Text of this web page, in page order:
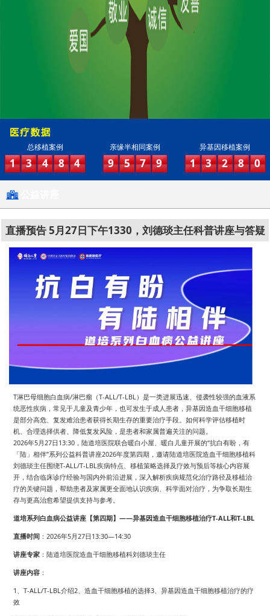
总移植案例
1 3 4 8 4
亲缘半相同案例
9 5 7 9
异基因移植案例
1 3 2 8 0
直播预告 5月27日下午1330，刘德琰主任科普讲座与答疑
T淋巴母细胞白血病/淋巴瘤（T-ALL/T-LBL）是一类进展迅速、侵袭性较强的血液系
统恶性疾病，常见于儿童及青少年，也可发生于成人患者，异基因造血干细胞移植
是部分高危、复发难治患者获得长期生存的重要治疗手段。如何科学评估移植时
机、合理选择供者、降低复发风险，是患者和家属普遍关注的问题。
2026年5月27日13:30，陆道培医院联合暖白小屋、暖白儿童开展的“抗白有盼，有
「陆」相伴”系列公益科普讲座2026年度第四期，邀请陆道培医院造血干细胞移植科
刘德琰主任围绕T-ALL/T-LBL疾病特点、移植策略选择及疗效与预后等核心内容展
开，结合临床诊疗经验与国内外前沿进展，深入解析疾病规范化治疗路径及移植治
疗的关键问题，帮助患者及家属更全面地认识疾病、科学面对治疗，为争取长期生
存与更高治愈希望提供支持与参考。
道培系列白血病公益讲座【第四期】——异基因造血干细胞移植治疗T-ALL和T-LBL
直播时间 ：2026年5月27日13:30—14:30
讲座专家 ：陆道培医院造血干细胞移植科刘德琰主任
讲座内容 ：
1、T-ALL/T-LBL介绍2、造血干细胞移植的选择3、异基因造血干细胞移植治疗的疗
效